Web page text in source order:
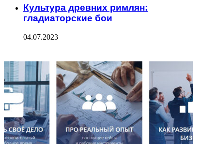
Культура древних римлян:
гладиаторские бои
04.07.2023